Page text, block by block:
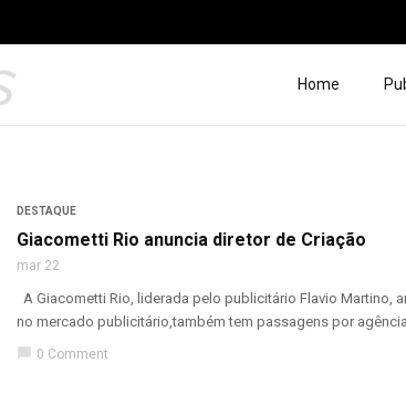
Home
DESTAQUE
Giacometti Rio anuncia diretor de Criação
mar 22
A Giacometti Rio, liderada pelo publicitário Flavio Martino,
no mercado publicitário,também tem passagens por
chat_bubble 0 Comment